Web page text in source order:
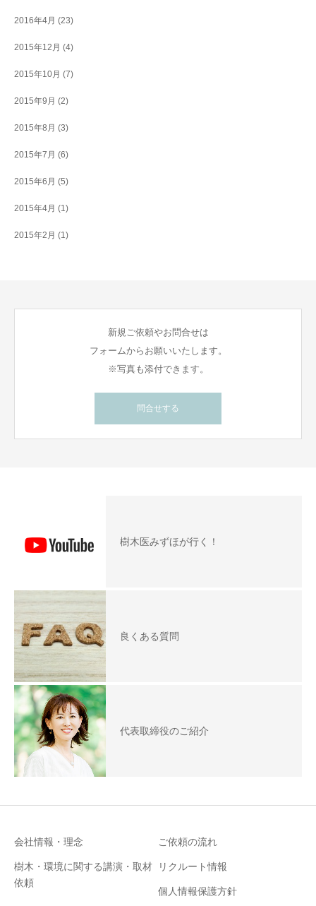
2016年4月 (23)
2015年12月 (4)
2015年10月 (7)
2015年9月 (2)
2015年8月 (3)
2015年7月 (6)
2015年6月 (5)
2015年4月 (1)
2015年2月 (1)
新規ご依頼やお問合せは
フォームからお願いいたします。
※写真も添付できます。
問合せする
樹木医みずほが行く！
良くある質問
代表取締役のご紹介
会社情報・理念 ご依頼の流れ
樹木・環境に関する講演・取材
依頼
リクルート情報
個人情報保護方針